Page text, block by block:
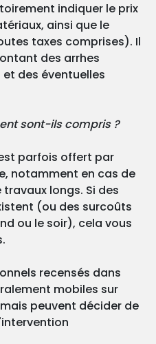
indiquer le prix
ainsi que le
taxes comprises). Il
des arrhes
des éventuelles
sont-ils compris ?
parfois offert par
notamment en cas de
longs. Si des
(ou des surcoûts
ou le soir), cela vous
recensés dans
mobiles sur
peuvent décider de